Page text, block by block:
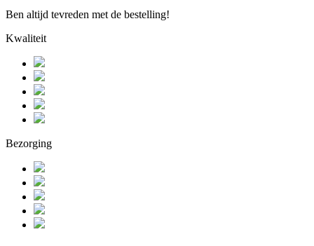
Ben altijd tevreden met de bestelling!
Kwaliteit
Bezorging